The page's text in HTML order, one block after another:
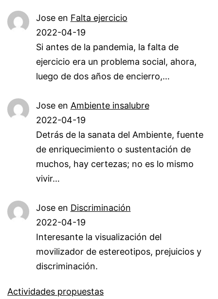
Joseen Falta ejercicio
2022-04-19
Si antes de la pandemia, la falta de
ejercicio era un problema social, ahora,
luego de dos años de encierro,…
Joseen Ambiente insalubre
2022-04-19
Detrás de la sanata del Ambiente, fuente
de enriquecimiento o sustentación de
muchos, hay certezas; no es lo mismo
vivir…
Joseen Discriminación
2022-04-19
Interesante la visualización del
movilizador de estereotipos, prejuicios y
discriminación.
Actividades propuestas